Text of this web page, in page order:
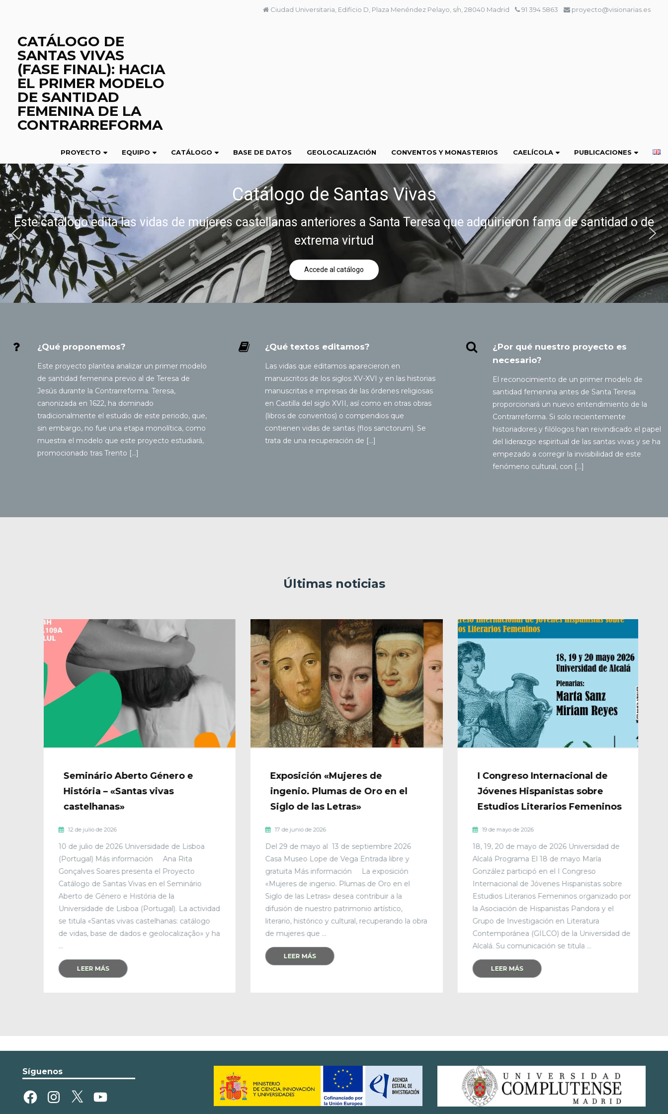
Ciudad Universitaria, Edificio D, Plaza Menéndez Pelayo, s/n, 28040 Madrid 91 394 5863 proyecto@visionarias.es
CATÁLOGO DE
SANTAS VIVAS
(FASE FINAL): HACIA
EL PRIMER MODELO
DE SANTIDAD
FEMENINA DE LA
CONTRARREFORMA
PROYECTO EQUIPO CATÁLOGO BASE DE DATOS GEOLOCALIZACIÓN CONVENTOS Y MONASTERIOS CAELÍCOLA PUBLICACIONES
Catálogo de Santas Vivas
Este catálogo edita las vidas de mujeres castellanas anteriores a Santa Teresa que adquirieron fama de santidad o de
extrema virtud
Accede al catálogo
¿Qué proponemos?
Este proyecto plantea analizar un primer modelo
de santidad femenina previo al de Teresa de
Jesús durante la Contrarreforma. Teresa,
canonizada en 1622, ha dominado
tradicionalmente el estudio de este periodo, que,
sin embargo, no fue una etapa monolítica, como
muestra el modelo que este proyecto estudiará,
promocionado tras Trento […]
¿Qué textos editamos?
Las vidas que editamos aparecieron en
manuscritos de los siglos XV-XVI y en las historias
manuscritas e impresas de las órdenes religiosas
en Castilla del siglo XVII, así como en otras obras
(libros de conventos) o compendios que
contienen vidas de santas (flos sanctorum). Se
trata de una recuperación de […]
¿Por qué nuestro proyecto es
necesario?
El reconocimiento de un primer modelo de
santidad femenina antes de Santa Teresa
proporcionará un nuevo entendimiento de la
Contrarreforma. Si solo recientemente
historiadores y filólogos han reivindicado el papel
del liderazgo espiritual de las santas vivas y se ha
empezado a corregir la invisibilidad de este
fenómeno cultural, con […]
Últimas noticias
Seminário Aberto Género e
História – «Santas vivas
castelhanas»
12 de julio de 2026
10 de julio de 2026 Universidade de Lisboa
(Portugal) Más información Ana Rita
Gonçalves Soares presenta el Proyecto
Catálogo de Santas Vivas en el Seminário
Aberto de Género e História de la
Universidade de Lisboa (Portugal). La actividad
se titula «Santas vivas castelhanas: catálogo
de vidas, base de dados e geolocalização» y ha
LEER MÁS
Exposición «Mujeres de
ingenio. Plumas de Oro en el
Siglo de las Letras»
17 de junio de 2026
Del 29 de mayo al 13 de septiembre 2026
Casa Museo Lope de Vega Entrada libre y
gratuita Más información La exposición
«Mujeres de ingenio. Plumas de Oro en el
Siglo de las Letras» desea contribuir a la
difusión de nuestro patrimonio artístico,
literario, histórico y cultural, recuperando la obra
de mujeres que ...
LEER MÁS
I Congreso Internacional de
Jóvenes Hispanistas sobre
Estudios Literarios Femeninos
19 de mayo de 2026
18, 19, 20 de mayo de 2026 Universidad de
Alcalá Programa El 18 de mayo María
González participó en el I Congreso
Internacional de Jóvenes Hispanistas sobre
Estudios Literarios Femeninos organizado por
la Asociación de Hispanistas Pandora y el
Grupo de Investigación en Literatura
Contemporánea (GILCO) de la Universidad de
Alcalá. Su comunicación se titula ...
LEER MÁS
Síguenos
FacebookInstagram
X YouTube